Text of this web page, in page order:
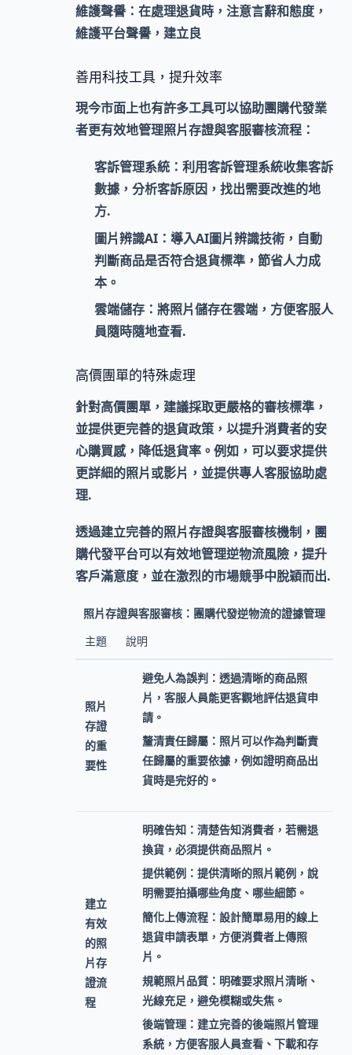
維護聲譽： 在處理退貨時，注意言辭和態度，
維護平台聲譽，建立良
善用科技工具，提升效率
現今市面上也有許多工具可以協助團購代發業
者更有效地管理照片存證與客服審核流程：
客訴管理系統： 利用客訴管理系統收集客訴
數據，分析客訴原因，找出需要改進的地
方.
圖片辨識AI： 導入AI圖片辨識技術，自動
判斷商品是否符合退貨標準，節省人力成
本。
雲端儲存： 將照片儲存在雲端，方便客服人
員隨時隨地查看.
高價團單的特殊處理
針對高價團單，建議採取更嚴格的審核標準，
並提供更完善的退貨政策，以提升消費者的安
心購買感，降低退貨率。例如，可以要求提供
更詳細的照片或影片，並提供專人客服協助處
理.
透過建立完善的照片存證與客服審核機制，團
購代發平台可以有效地管理逆物流風險，提升
客戶滿意度，並在激烈的市場競爭中脫穎而出.
照片存證與客服審核：團購代發逆物流的證據管理
主題
說明
照片
存證
的重
要性
避免人為誤判： 透過清晰的商品照
片，客服人員能更客觀地評估退貨申
請。
釐清責任歸屬： 照片可以作為判斷責
任歸屬的重要依據，例如證明商品出
貨時是完好的。
建立
有效
的照
片存
證流
程
明確告知： 清楚告知消費者，若需退
換貨，必須提供商品照片。
提供範例： 提供清晰的照片範例，說
明需要拍攝哪些角度、哪些細節。
簡化上傳流程： 設計簡單易用的線上
退貨申請表單，方便消費者上傳照
片。
規範照片品質： 明確要求照片清晰、
光線充足，避免模糊或失焦。
後端管理： 建立完善的後端照片管理
系統，方便客服人員查看、下載和存